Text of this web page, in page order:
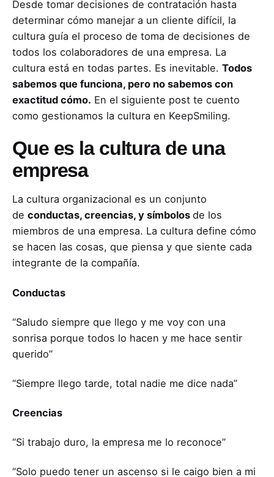
Desde tomar decisiones de contratación hasta
determinar cómo manejar a un cliente difícil, la
cultura guía el proceso de toma de decisiones de
todos los colaboradores de una empresa. La
cultura está en todas partes. Es inevitable. Todos
sabemos que funciona, pero no sabemos con
exactitud cómo. En el siguiente post te cuento
como gestionamos la cultura en KeepSmiling.
Que es la cultura de una
empresa
La cultura organizacional es un conjunto
de conductas, creencias, y símbolos de los
miembros de una empresa. La cultura define cómo
se hacen las cosas, que piensa y que siente cada
integrante de la compañía.
Conductas
“Saludo siempre que llego y me voy con una
sonrisa porque todos lo hacen y me hace sentir
querido”
“Siempre llego tarde, total nadie me dice nada”
Creencias
“Si trabajo duro, la empresa me lo reconoce”
“Solo puedo tener un ascenso si le caigo bien a mi